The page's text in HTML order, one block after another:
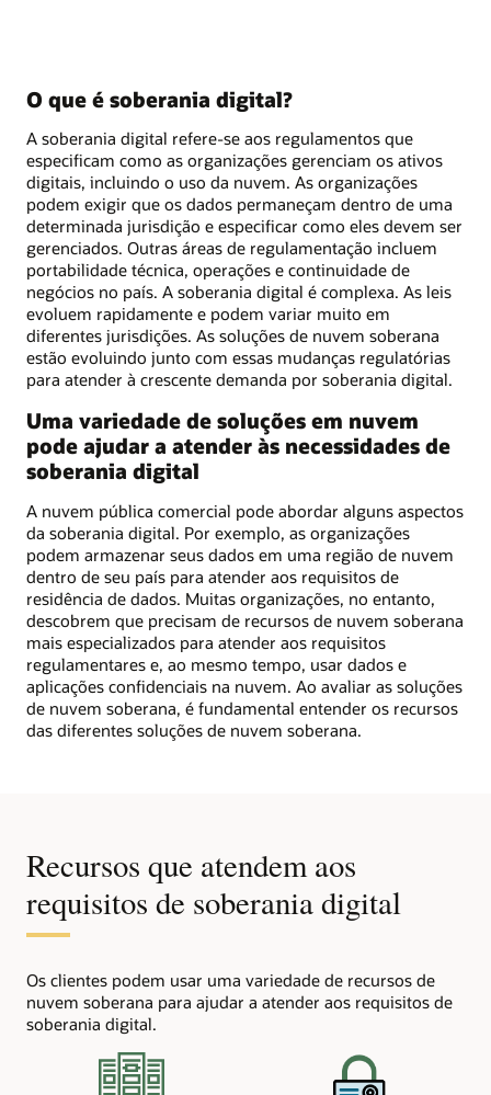
O que é soberania digital?
A soberania digital refere-se aos regulamentos que
especificam como as organizações gerenciam os ativos
digitais, incluindo o uso da nuvem. As organizações
podem exigir que os dados permaneçam dentro de uma
determinada jurisdição e especificar como eles devem ser
gerenciados. Outras áreas de regulamentação incluem
portabilidade técnica, operações e continuidade de
negócios no país. A soberania digital é complexa. As leis
evoluem rapidamente e podem variar muito em
diferentes jurisdições. As soluções de nuvem soberana
estão evoluindo junto com essas mudanças regulatórias
para atender à crescente demanda por soberania digital.
Uma variedade de soluções em nuvem
pode ajudar a atender às necessidades de
soberania digital
A nuvem pública comercial pode abordar alguns aspectos
da soberania digital. Por exemplo, as organizações
podem armazenar seus dados em uma região de nuvem
dentro de seu país para atender aos requisitos de
residência de dados. Muitas organizações, no entanto,
descobrem que precisam de recursos de nuvem soberana
mais especializados para atender aos requisitos
regulamentares e, ao mesmo tempo, usar dados e
aplicações confidenciais na nuvem. Ao avaliar as soluções
de nuvem soberana, é fundamental entender os recursos
das diferentes soluções de nuvem soberana.
Recursos que atendem aos
requisitos de soberania digital
Os clientes podem usar uma variedade de recursos de
nuvem soberana para ajudar a atender aos requisitos de
soberania digital.